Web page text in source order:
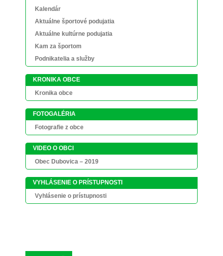
Kalendár
Aktuálne športové podujatia
Aktuálne kultúrne podujatia
Kam za športom
Podnikatelia a služby
KRONIKA OBCE
Kronika obce
FOTOGALÉRIA
Fotografie z obce
VIDEO O OBCI
Obec Dubovica – 2019
VYHLÁSENIE O PRÍSTUPNOSTI
Vyhlásenie o prístupnosti